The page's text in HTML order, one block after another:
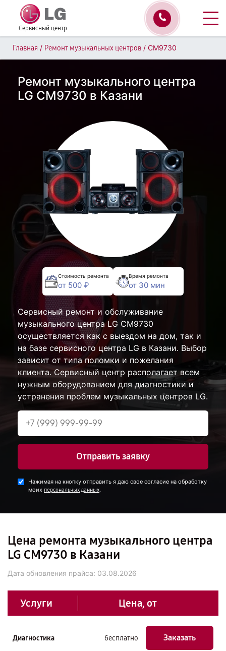
Сервисный центр
Главная / Ремонт музыкальных центров / CM9730
Ремонт музыкального центра
LG CM9730 в Казани
Стоимость ремонта
от 500 ₽
Время ремонта
от 30 мин
Сервисный ремонт и обслуживание
музыкального центра LG CM9730
осуществляется как с выездом на дом, так и
на базе сервисного центра LG в Казани. Выбор
зависит от типа поломки и пожелания
клиента. Сервисный центр располагает всем
нужным оборудованием для диагностики и
устранения проблем музыкальных центров LG.
Отправить заявку
Нажимая на кнопку отправить я даю свое согласие на обработку
моих персональных данных.
Цена ремонта музыкального центра
LG CM9730 в Казани
Дата обновления прайса: 03.08.2026
Услуги Цена, от
Диагностика бесплатно Заказать